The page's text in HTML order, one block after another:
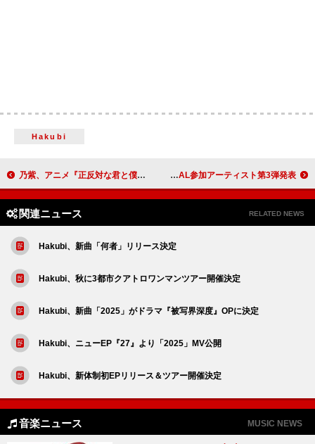
Hakubi
乃紫、アニメ『正反対な君と僕』OPテーマを担当 4月より自身初の全国ツアーへ かりゆし58、20周年記念トリビュートAL参加アーティスト第3弾発表
関連ニュース RELATED NEWS
Hakubi、新曲「何者」リリース決定
Hakubi、秋に3都市クアトロワンマンツアー開催決定
Hakubi、新曲「2025」がドラマ『被写界深度』OPに決定
Hakubi、ニューEP『27』より「2025」MV公開
Hakubi、新体制初EPリリース＆ツアー開催決定
音楽ニュース MUSIC NEWS